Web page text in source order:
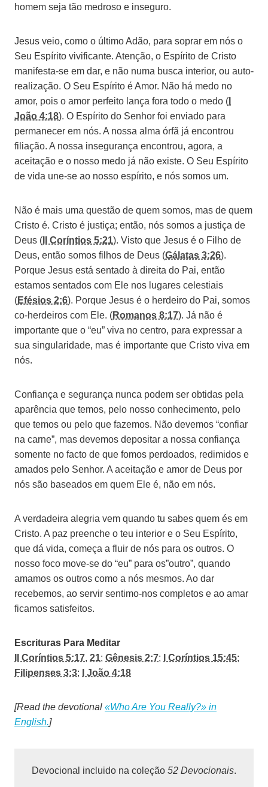
homem seja tão medroso e inseguro.
Jesus veio, como o último Adão, para soprar em nós o
Seu Espírito vivificante. Atenção, o Espírito de Cristo
manifesta-se em dar, e não numa busca interior, ou auto-
realização. O Seu Espírito é Amor. Não há medo no
amor, pois o amor perfeito lança fora todo o medo (
João 4:18). O Espírito do Senhor foi enviado para
permanecer em nós. A nossa alma órfã já encontrou
filiação. A nossa insegurança encontrou, agora, a
aceitação e o nosso medo já não existe. O Seu Espírito
de vida une-se ao nosso espírito, e nós somos um.
Não é mais uma questão de quem somos, mas de quem
Cristo é. Cristo é justiça; então, nós somos a justiça de
Deus ( II Coríntios 5:21). Visto que Jesus é o Filho de
Deus, então somos filhos de Deus (Gálatas 3:26).
Porque Jesus está sentado à direita do Pai, então
estamos sentados com Ele nos lugares celestiais
(Efésios 2:6). Porque Jesus é o herdeiro do Pai, somos
co-herdeiros com Ele. (Romanos 8:17). Já não é
importante que o “eu” viva no centro, para expressar a
sua singularidade, mas é importante que Cristo viva em
nós.
Confiança e segurança nunca podem ser obtidas pela
aparência que temos, pelo nosso conhecimento, pelo
que temos ou pelo que fazemos. Não devemos “confiar
na carne”, mas devemos depositar a nossa confiança
somente no facto de que fomos perdoados, redimidos e
amados pelo Senhor. A aceitação e amor de Deus por
nós são baseados em quem Ele é, não em nós.
A verdadeira alegria vem quando tu sabes quem és em
Cristo. A paz preenche o teu interior e o Seu Espírito,
que dá vida, começa a fluir de nós para os outros. O
nosso foco move-se do “eu” para os”outro”, quando
amamos os outros como a nós mesmos. Ao dar
recebemos, ao servir sentimo-nos completos e ao amar
ficamos satisfeitos.
Escrituras Para Meditar
II Coríntios 5:17, 21; Gênesis 2:7; I Coríntios 15:45;
Filipenses 3:3; I João 4:18
[Read the devotional «Who Are You Really?» in
English.]
Devocional incluido na coleção 52 Devocionais.